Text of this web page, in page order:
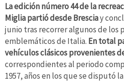
La edición número 44 de la
Miglia partió desde Bresciay
junio tras recorrer algunos de los
emblemáticos de Italia. En total
vehículos clásicos provenientes
correspondientes al periodo
1957, años en los que se disputó